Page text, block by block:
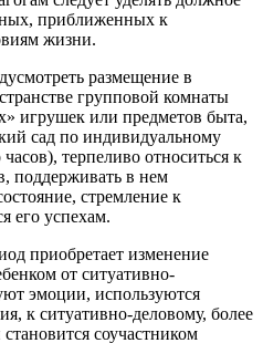
приближенных к
жизни.
размещение в
групповой комнаты
игрушек или предметов быта,
сад по индивидуальному
терпеливо относиться к
поддерживать в нем
стремление к
его успехам.
приобретает изменение
от ситуативно-
эмоции, используются
к ситуативно-деловому, более
соучастником